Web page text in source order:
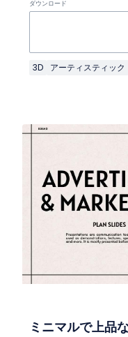
ダウンロード
3D アーティスティック